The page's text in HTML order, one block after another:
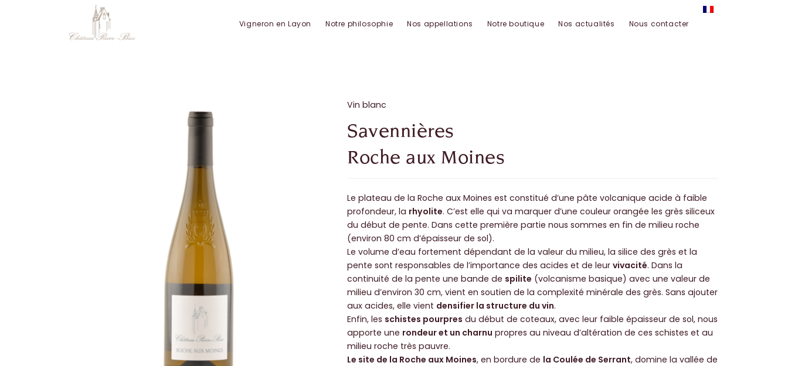
Vigneron en Layon Notre philosophie Nos appellations Notre boutique Nos actualités Nous contacter
Vin blanc
Savennières
Roche aux Moines
Le plateau de la Roche aux Moines est constitué d’une pâte volcanique acide à faible
profondeur, la rhyolite. C’est elle qui va marquer d’une couleur orangée les grès siliceux
du début de pente. Dans cette première partie nous sommes en fin de milieu roche
(environ 80 cm d’épaisseur de sol).
Le volume d’eau fortement dépendant de la valeur du milieu, la silice des grès et la
pente sont responsables de l’importance des acides et de leur vivacité. ​Dans la
continuité de la pente une bande de spilite (volcanisme basique) avec une valeur de
milieu d’environ 30 cm, vient en soutien de la complexité minérale des grès. Sans ajouter
aux acides, elle vient densifier la structure du vin.
Enfin, les schistes pourpres du début de coteaux, avec leur faible épaisseur de sol, nous
apporte une rondeur et un charnu propres au niveau d’altération de ces schistes et au
milieu roche très pauvre.​
Le site de la Roche aux Moines, en bordure de la Coulée de Serrant, domine la vallée de
Panneau de gestion des cookies